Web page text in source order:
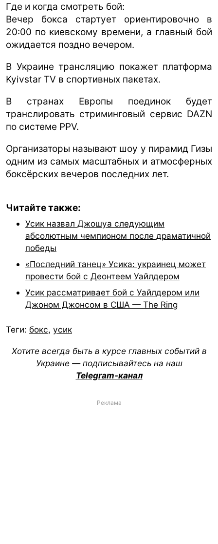
Где и когда смотреть бой:
Вечер бокса стартует ориентировочно в
20:00 по киевскому времени, а главный бой
ожидается поздно вечером.
В Украине трансляцию покажет платформа
Kyivstar TV в спортивных пакетах.
В странах Европы поединок будет
транслировать стриминговый сервис DAZN
по системе PPV.
Организаторы называют шоу у пирамид Гизы
одним из самых масштабных и атмосферных
боксёрских вечеров последних лет.
Читайте также:
Усик назвал Джошуа следующим
абсолютным чемпионом после драматичной
победы
«Последний танец» Усика: украинец может
провести бой с Деонтеем Уайлдером
Усик рассматривает бой с Уайлдером или
Джоном Джонсом в США — The Ring
Теги: бокс, усик
Хотите всегда быть в курсе главных событий в
Украине — подписывайтесь на наш
Telegram-канал
Реклама